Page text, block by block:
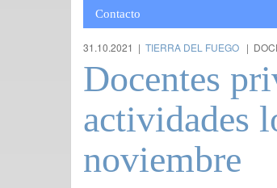
Contacto
31.10.2021 | TIERRA DEL FUEGO |
Docentes
actividades
noviembre